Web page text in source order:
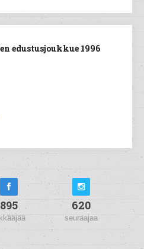
edustusjoukkue 1996
895 620
seuraajaa